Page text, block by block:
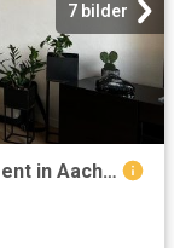
7 bilder
Centrally Located Penthouse Apartment in Aachen Your New Home Awaits!, Aachen Amsterdam Apartments for Rent